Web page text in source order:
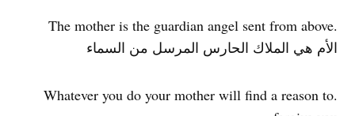
.The mother is the guardian angel sent from above
الأم هي الملاك الحارس المرسل من السماء
.Whatever you do your mother will find a reason to